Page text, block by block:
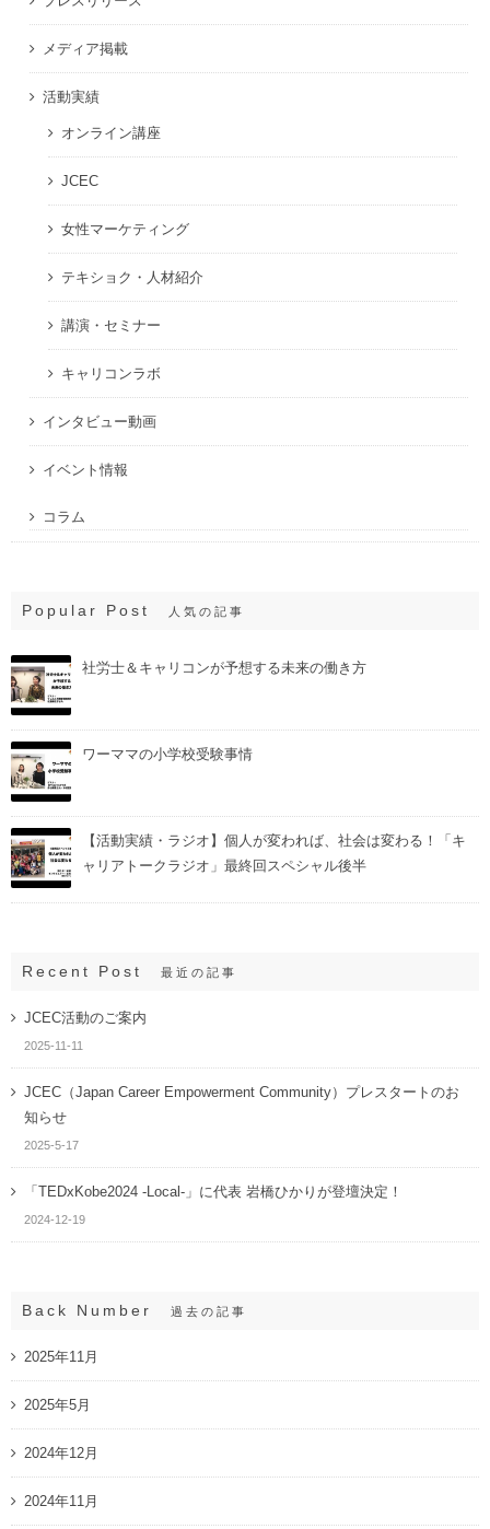
メディア掲載
活動実績
オンライン講座
JCEC
女性マーケティング
テキショク・人材紹介
講演・セミナー
キャリコンラボ
インタビュー動画
イベント情報
コラム
Popular Post 人気の記事
社労士＆キャリコンが予想する未来の働き方
ワーママの小学校受験事情
【活動実績・ラジオ】個人が変われば、社会は変わる！「キ
ャリアトークラジオ」最終回スペシャル後半
Recent Post 最近の記事
JCEC活動のご案内
2025-11-11
JCEC（Japan Career Empowerment Community）プレスタートのお
知らせ
2025-5-17
「TEDxKobe2024 -Local-」に代表 岩橋ひかりが登壇決定！
2024-12-19
Back Number 過去の記事
2025年11月
2025年5月
2024年12月
2024年11月